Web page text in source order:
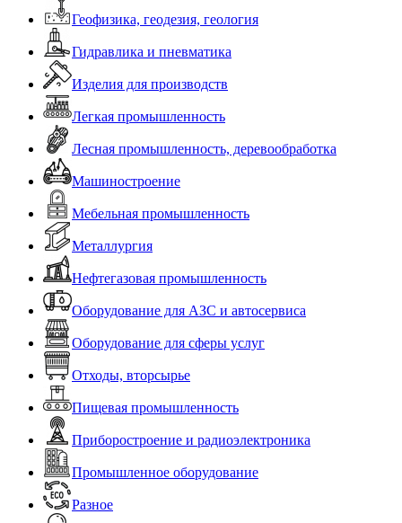
Геофизика, геодезия, геология
Гидравлика и пневматика
Изделия для производств
Легкая промышленность
Лесная промышленность, деревообработка
Машиностроение
Мебельная промышленность
Металлургия
Нефтегазовая промышленность
Оборудование для АЗС и автосервиса
Оборудование для сферы услуг
Отходы, вторсырье
Пищевая промышленность
Приборостроение и радиоэлектроника
Промышленное оборудование
Разное